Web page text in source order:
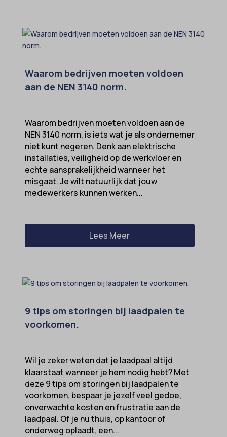
Waarom bedrijven moeten voldoen
aan de NEN 3140 norm.
Waarom bedrijven moeten voldoen aan de
NEN 3140 norm, is iets wat je als ondernemer
niet kunt negeren. Denk aan elektrische
installaties, veiligheid op de werkvloer en
echte aansprakelijkheid wanneer het
misgaat. Je wilt natuurlijk dat jouw
medewerkers kunnen werken...
Lees Meer
9 tips om storingen bij laadpalen te
voorkomen.
Wil je zeker weten dat je laadpaal altijd
klaarstaat wanneer je hem nodig hebt? Met
deze 9 tips om storingen bij laadpalen te
voorkomen, bespaar je jezelf veel gedoe,
onverwachte kosten en frustratie aan de
laadpaal. Of je nu thuis, op kantoor of
onderweg oplaadt, een...